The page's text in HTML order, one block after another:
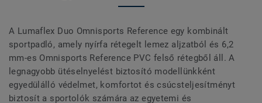
A Lumaflex Duo Omnisports Reference egy kombinált
sportpadló, amely nyírfa rétegelt lemez aljzatból és 6,2
mm-es Omnisports Reference PVC felső rétegből áll. A
legnagyobb ütéselnyelést biztosító modellünkként
egyedülálló védelmet, komfortot és csúcsteljesítményt
biztosít a sportolók számára az egyetemi és